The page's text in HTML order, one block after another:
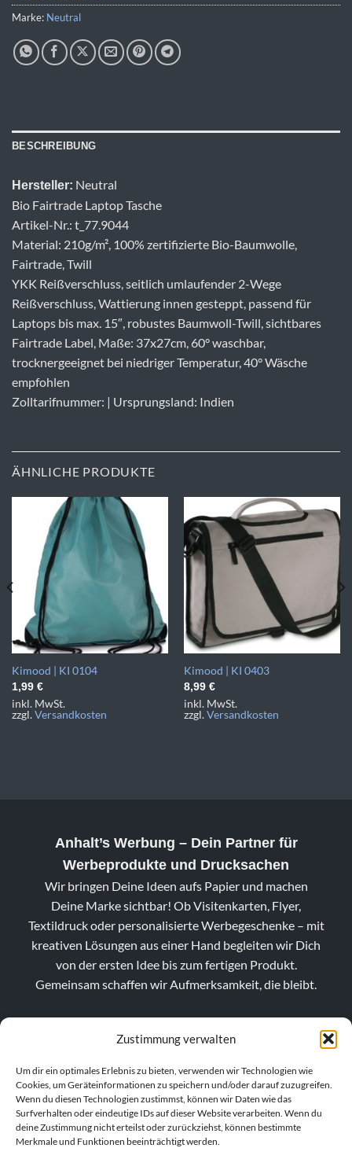
Zustimmung verwalten
Um dir ein optimales Erlebnis zu bieten, verwenden wir Technologien wie
Cookies, um Geräteinformationen zu speichern und/oder darauf zuzugreifen.
Wenn du diesen Technologien zustimmst, können wir Daten wie das
Surfverhalten oder eindeutige IDs auf dieser Website verarbeiten. Wenn du
deine Zustimmung nicht erteilst oder zurückziehst, können bestimmte
Merkmale und Funktionen beeinträchtigt werden.
Marke: Neutral
BESCHREIBUNG
Hersteller: Neutral
Bio Fairtrade Laptop Tasche
Artikel-Nr.: t_77.9044
Material: 210g/m², 100% zertifizierte Bio-Baumwolle,
Fairtrade, Twill
YKK Reißverschluss, seitlich umlaufender 2-Wege
Reißverschluss, Wattierung innen gesteppt, passend für
Laptops bis max. 15″, robustes Baumwoll-Twill, sichtbares
Fairtrade Label, Maße: 37x27cm, 60° waschbar,
trocknergeeignet bei niedriger Temperatur, 40° Wäsche
empfohlen
Zolltarifnummer: | Ursprungsland: Indien
ÄHNLICHE PRODUKTE
Kimood | KI 0104
1,99 €
inkl. MwSt.
zzgl.Versandkosten
Kimood | KI 0403
8,99 €
inkl. MwSt.
zzgl.Versandkosten
Anhalt’s Werbung – Dein Partner für
Werbeprodukte und Drucksachen
Wir bringen Deine Ideen aufs Papier und machen
Deine Marke sichtbar! Ob Visitenkarten, Flyer,
Textildruck oder personalisierte Werbegeschenke – mit
kreativen Lösungen aus einer Hand begleiten wir Dich
von der ersten Idee bis zum fertigen Produkt.
Gemeinsam schaffen wir Aufmerksamkeit, die bleibt.